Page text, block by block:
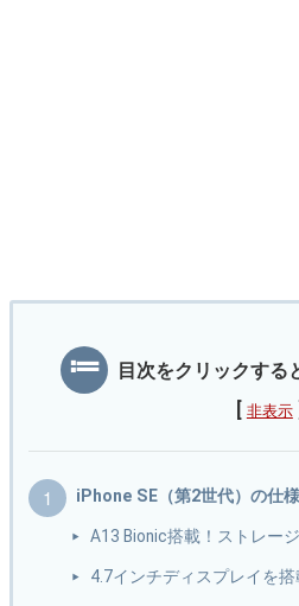
目次をクリックする
[ 非表示 ]
iPhone SE（第2世代）の仕様
A13 Bionic搭載！ストレー
4.7インチディスプレイを搭